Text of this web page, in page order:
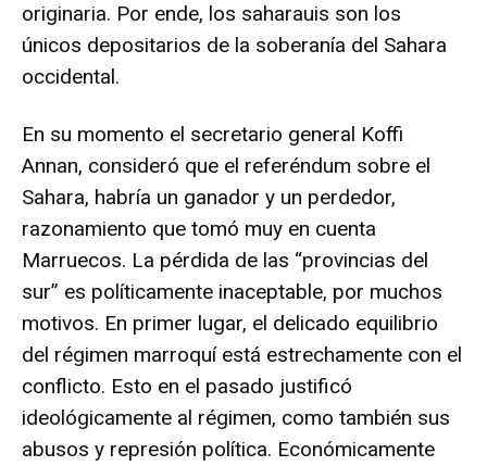
originaria. Por ende, los saharauis son los
únicos depositarios de la soberanía del Sahara
occidental.
En su momento el secretario general Koffi
Annan, consideró que el referéndum sobre el
Sahara, habría un ganador y un perdedor,
razonamiento que tomó muy en cuenta
Marruecos. La pérdida de las “provincias del
sur” es políticamente inaceptable, por muchos
motivos. En primer lugar, el delicado equilibrio
del régimen marroquí está estrechamente con el
conflicto. Esto en el pasado justificó
ideológicamente al régimen, como también sus
abusos y represión política. Económicamente